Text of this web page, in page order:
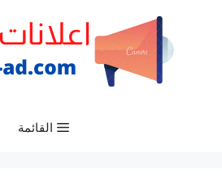
القائمة